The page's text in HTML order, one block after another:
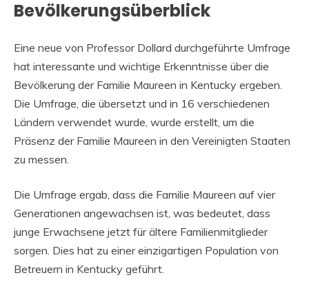
Bevölkerungsüberblick
Eine neue von Professor Dollard durchgeführte Umfrage
hat interessante und wichtige Erkenntnisse über die
Bevölkerung der Familie Maureen in Kentucky ergeben.
Die Umfrage, die übersetzt und in 16 verschiedenen
Ländern verwendet wurde, wurde erstellt, um die
Präsenz der Familie Maureen in den Vereinigten Staaten
zu messen.
Die Umfrage ergab, dass die Familie Maureen auf vier
Generationen angewachsen ist, was bedeutet, dass
junge Erwachsene jetzt für ältere Familienmitglieder
sorgen. Dies hat zu einer einzigartigen Population von
Betreuern in Kentucky geführt.